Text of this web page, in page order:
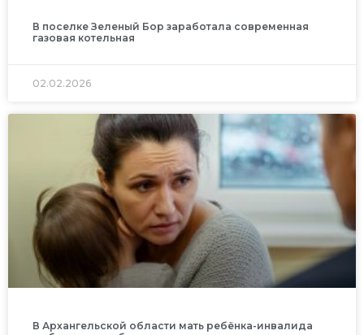
В поселке Зеленый Бор заработала современная
газовая котельная
02.02.2026
В Архангельской области мать ребёнка-инвалида